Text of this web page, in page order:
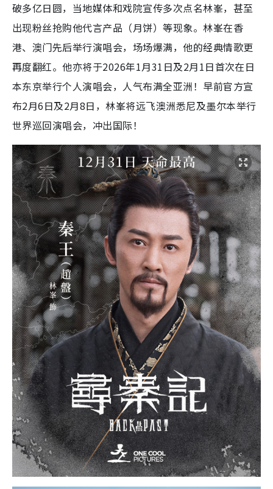
破多亿日圆，当地媒体和戏院宣传多次点名林峯，甚至
出现粉丝抢购他代言产品（月饼）等现象。林峯在香
港、澳门先后举行演唱会，场场爆满，他的经典情歌更
再度翻红。他亦将于2026年1月31日及2月1日首次在日
本东京举行个人演唱会，人气布满全亚洲！早前官方宣
布2月6日及2月8日，林峯将远飞澳洲悉尼及墨尔本举行
世界巡回演唱会，冲出国际！